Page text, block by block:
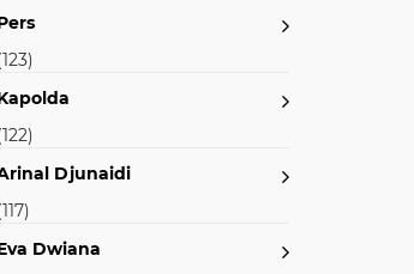
Djunaidi
Dwiana